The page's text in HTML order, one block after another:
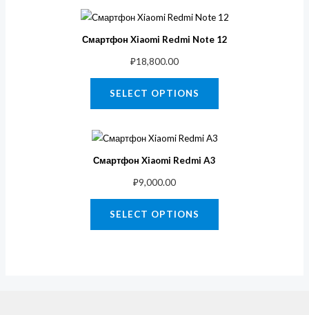
Смартфон Xiaomi Redmi Note 12
₽18,800.00
SELECT OPTIONS
Смартфон Xiaomi Redmi A3
₽9,000.00
SELECT OPTIONS